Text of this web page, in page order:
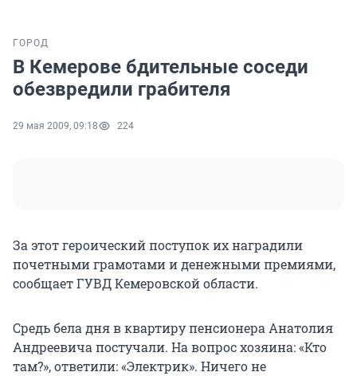
ГОРОД
В Кемерове бдительные соседи
обезвредили грабителя
29 мая 2009, 09:18 224
За этот героический поступок их наградили
почетными грамотами и денежными премиями,
сообщает ГУВД Кемеровской области.
Средь бела дня в квартиру пенсионера Анатолия
Андреевича постучали. На вопрос хозяина: «Кто
там?», ответили: «Электрик». Ничего не